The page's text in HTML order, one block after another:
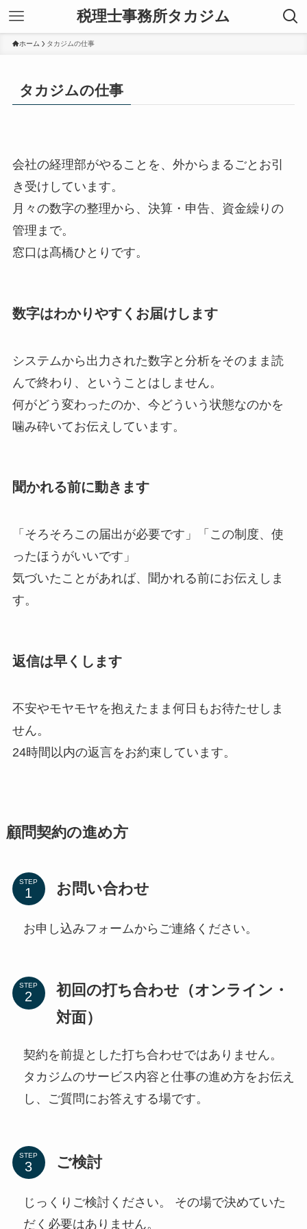
税理士事務所タカジム
ホーム タカジムの仕事
タカジムの仕事
会社の経理部がやることを、外からまるごとお引
き受けしています。
月々の数字の整理から、決算・申告、資金繰りの
管理まで。
窓口は髙橋ひとりです。
数字はわかりやすくお届けします
システムから出力された数字と分析をそのまま読
んで終わり、ということはしません。
何がどう変わったのか、今どういう状態なのかを
噛み砕いてお伝えしています。
聞かれる前に動きます
「そろそろこの届出が必要です」「この制度、使
ったほうがいいです」
気づいたことがあれば、聞かれる前にお伝えしま
す。
返信は早くします
不安やモヤモヤを抱えたまま何日もお待たせしま
せん。
24時間以内の返言をお約束しています。
顧問契約の進め方
STEP お問い合わせ
お申し込みフォームからご連絡ください。
STEP
初回の打ち合わせ（オンライン・
対面）
契約を前提とした打ち合わせではありません。
タカジムのサービス内容と仕事の進め方をお伝え
し、ご質問にお答えする場です。
STEP ご検討
じっくりご検討ください。 その場で決めていた
だく必要はありません。